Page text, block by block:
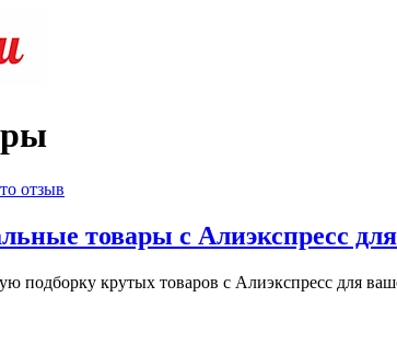
товары с Алиэкспресс
подборку крутых товаров с Алиэкспресс для